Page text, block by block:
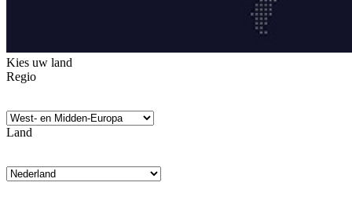
Kies uw land
Regio
Land